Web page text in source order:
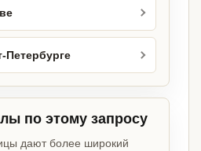
Петербурге
по этому запросу
дают более широкий